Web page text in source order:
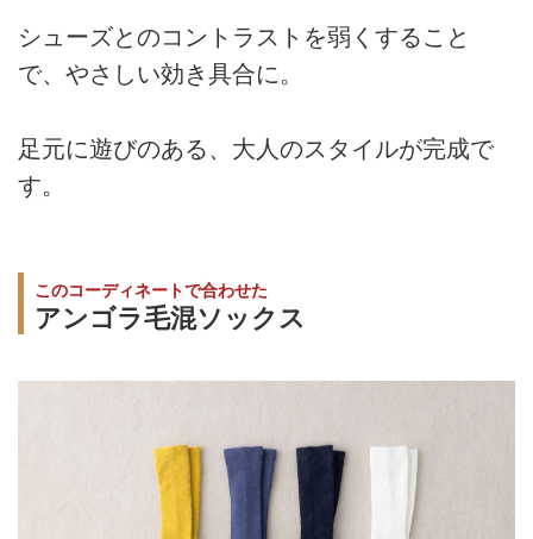
シューズとのコントラストを弱くすること
で、やさしい効き具合に。
足元に遊びのある、大人のスタイルが完成で
す。
このコーディネートで合わせた
アンゴラ毛混ソックス